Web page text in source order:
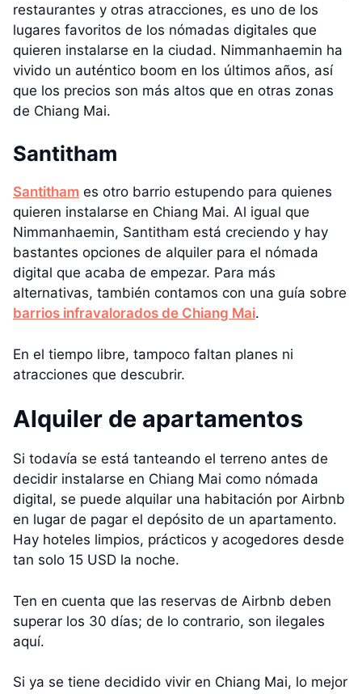
restaurantes y otras atracciones, es uno de los
lugares favoritos de los nómadas digitales que
quieren instalarse en la ciudad. Nimmanhaemin ha
vivido un auténtico boom en los últimos años, así
que los precios son más altos que en otras zonas
de Chiang Mai.
Santitham
Santitham es otro barrio estupendo para quienes
quieren instalarse en Chiang Mai. Al igual que
Nimmanhaemin, Santitham está creciendo y hay
bastantes opciones de alquiler para el nómada
digital que acaba de empezar. Para más
alternativas, también contamos con una guía sobre
barrios infravalorados de Chiang Mai.
En el tiempo libre, tampoco faltan planes ni
atracciones que descubrir.
Alquiler de apartamentos
Si todavía se está tanteando el terreno antes de
decidir instalarse en Chiang Mai como nómada
digital, se puede alquilar una habitación por Airbnb
en lugar de pagar el depósito de un apartamento.
Hay hoteles limpios, prácticos y acogedores desde
tan solo 15 USD la noche.
Ten en cuenta que las reservas de Airbnb deben
superar los 30 días; de lo contrario, son ilegales
aquí.
Si ya se tiene decidido vivir en Chiang Mai, lo mejor